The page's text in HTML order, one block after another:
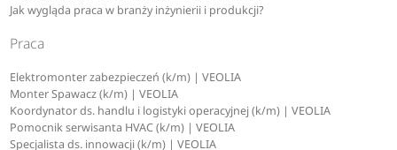
marzenia o studiach są przekreślone.
Absolwent ma prawo, by zobaczyć swoją pracę, a
następnie odwołać się od wyników matury. Może to zrobić
każdy uczeń, który uważa, że jego praca została oceniona
Jak wygląda praca w branży inżynierii i produkcji?
Praca
Elektromonter zabezpieczeń (k/m) | VEOLIA
Monter Spawacz (k/m) | VEOLIA
Koordynator ds. handlu i logistyki operacyjnej (k/m) | VEOLIA
Pomocnik serwisanta HVAC (k/m) | VEOLIA
Specjalista ds. innowacji (k/m) | VEOLIA